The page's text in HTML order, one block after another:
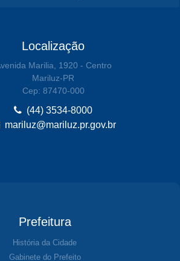
Localização
Marilia, 1920 - Centro
Mariluz-PR
Cep: 87470-000
(44) 3534-8000
mariluz@mariluz.pr.gov.br
Prefeitura
História da Cidade
Gabinete do Prefeito